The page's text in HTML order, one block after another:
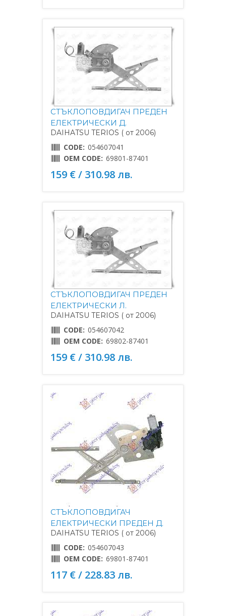
СТЪКЛОПОВДИГАЧ ПРЕДЕН
ЕЛЕКТРИЧЕСКИ Д.
DAIHATSU TERIOS ( от 2006)
CODE: 054607041
OEM CODE: 69801-87401
159 € / 310.98 лв.
СТЪКЛОПОВДИГАЧ ПРЕДЕН
ЕЛЕКТРИЧЕСКИ Л.
DAIHATSU TERIOS ( от 2006)
CODE: 054607042
OEM CODE: 69802-87401
159 € / 310.98 лв.
СТЪКЛОПОВДИГАЧ
ЕЛЕКТРИЧЕСКИ ПРЕДЕН Д.
DAIHATSU TERIOS ( от 2006)
CODE: 054607043
OEM CODE: 69801-87401
117 € / 228.83 лв.